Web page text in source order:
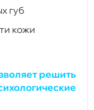
губ
кожи
решить